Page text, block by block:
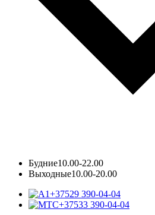
Будние10.00-22.00
Выходные10.00-20.00
+37529 390-04-04
+37533 390-04-04